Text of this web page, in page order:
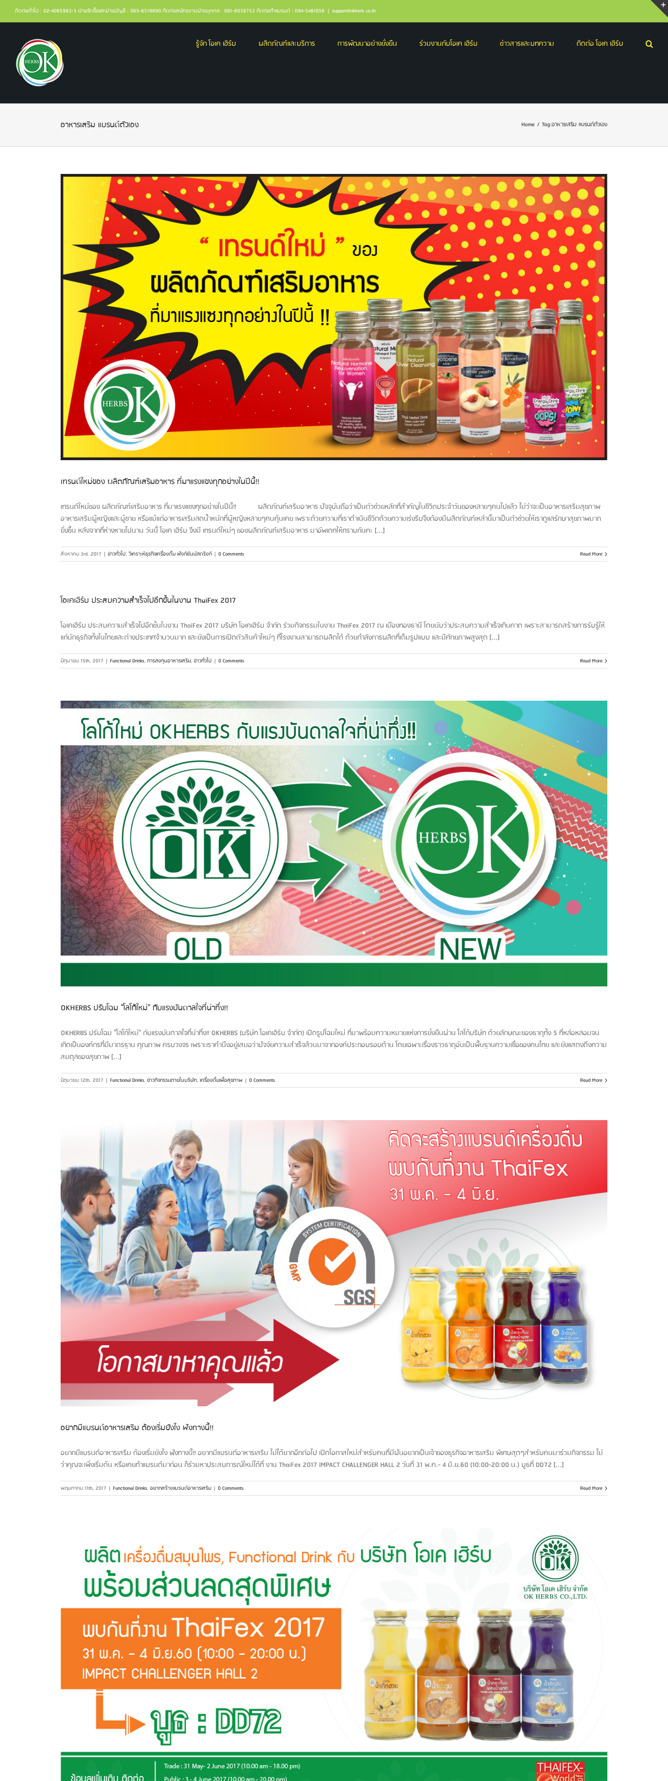
ติดต่อทั่วไป : 02-4085983-5 ฝ่ายจัดซื้อและฝ่ายบัญชี : 065-6519890 ติดต่อสมัครงานฝ่ายบุคคล : 081-8038753 ติดต่อทำแบรนด์ : 094-5481056 | support@okherb.co.th
รู้จัก โอเค เฮิร์บ ผลิตภัณฑ์และบริการ การพัฒนาอย่างยั่งยืน ร่วมงานกับโอเค เฮิร์บ ข่าวสารและบทความ ติดต่อ โอเค เฮิร์บ
อาหารเสริม แบรนด์ตัวเอง Home / Tag:อาหารเสริม แบรนด์ตัวเอง
เทรนด์ใหม่ของ ผลิตภัณฑ์เสริมอาหาร ที่มาแรงแซงทุกอย่างในปีนี้!!
เทรนด์ใหม่ของ ผลิตภัณฑ์เสริมอาหาร ที่มาแรงแซงทุกอย่างในปีนี้!! ผลิตภัณฑ์เสริมอาหาร ปัจจุบันถือว่าเป็นตัวช่วยหลักที่สำคัญในชีวิตประจำวันของหลายๆคนไปแล้ว ไม่ว่าจะเป็นอาหารเสริมสุขภาพ
อาหารเสริมผู้หญิงและผู้ชาย หรือแม้แต่อาหารเสริมลดน้ำหนักที่ผู้หญิงหลายๆคนคุ้นเคย เพราะด้วยความที่เราดำเนินชีวิตด้วยความเร่งรีบจึงต้องมีผลิตภัณฑ์เหล่านี้มาเป็นตัวช่วยให้เราดูแลรักษาสุขภาพมาก
ยิ่งขึ้น หลังจากที่ห่างหายไปนาน วันนี้ โอเค เฮิร์บ จึงมี เทรนด์ใหม่ๆ ของผลิตภัณฑ์เสริมอาหาร มาอัพเดทให้ทราบกันคะ [...]
สิงหาคม 3rd, 2017 | ข่าวทั่วไป, วิเคราะห์ธุรกิจเครื่องดื่ม ฟังก์ชันนัลดริงก์ | 0 Comments Read More
โอเคเฮิร์บ ประสบความสำเร็จไปอีกขั้นในงาน ThaiFex 2017
โอเคเฮิร์บ ประสบความสำเร็จไปอีกขั้นในงาน ThaiFex 2017 บริษัท โอเคเฮิร์บ จำกัด ร่วมกิจกรรมในงาน ThaiFex 2017 ณ เมืองทองธานี โดยนับว่าประสบความสำเร็จเกินคาด เพราะสามารถสร้างการรับรู้ให้
แก่นักธุรกิจทั้งในไทยและต่างประเทศจำนวนมาก และยังเป็นการเปิดตัวสินค้าใหม่ๆ ที่โรงงานสามารถผลิตได้ ด้วยกำลังการผลิตที่เต็มรูปแบบ และมีศักยภาพสูงสุด [...]
มิถุนายน 15th, 2017 | Functional Drinks, การลงทุนอาหารเสริม, ข่าวทั่วไป | 0 Comments Read More
OKHERBS ปรับโฉม "โลโก้ใหม่" กับแรงบันดาลใจที่น่าทึ่ง!!
OKHERBS ปรับโฉม "โลโก้ใหม่" กับแรงบันดาลใจที่น่าทึ่ง!! OKHERBS (บริษัท โอเคเฮิร์บ จำกัด) เปิดรูปโฉมใหม่ ที่มาพร้อมความหมายแห่งการยั่งยืนผ่าน โลโก้บริษัท ด้วยลักษณะของธาตุทั้ง 5 ที่หล่อหลอมจน
เกิดเป็นองค์กรที่มีมาตรฐาน คุณภาพ ครบวงจร เพราะเราคำนึงอยู่เสมอว่าปัจจัยความสำเร็จล้วนมาจากองค์ประกอบรอบด้าน โดยเฉพาะเรื่องราวธาตุอันเป็นพื้นฐานความเชื่อของคนไทย และยังแสดงถึงความ
สมดุลของสุขภาพ [...]
มิถุนายน 12th, 2017 | Functional Drinks, ข่าวกิจกรรมภายในบริษัท, เครื่องดื่มเพื่อสุขภาพ | 0 Comments Read More
อยากมีแบรนด์อาหารเสริม ต้องเริ่มยังไง ฟังทางนี้!!
อยากมีแบรนด์อาหารเสริม ต้องเริ่มยังไง ฟังทางนี้!! อยากมีแบรนด์อาหารเสริม ไม่ได้ยากอีกต่อไป เปิดโอกาสใหม่สำหรับคนที่มีฝันอยากเป็นเจ้าของธุรกิจอาหารเสริม พิเศษสุดๆสำหรับคนมาร่วมกิจกรรม ไม่
ว่าคุณจะเพิ่งเริ่มต้น หรือเคยทำแบรนด์มาก่อน ก็ร่วมหาประสบการณ์ใหม่ได้ที่ งาน ThaiFex 2017 IMPACT CHALLENGER HALL 2 วันที่ 31 พ.ค.- 4 มิ.ย.60 (10:00-20:00 น.) บูธที่ DD72 [...]
พฤษภาคม 11th, 2017 | Functional Drinks, อยากสร้างแบรนด์อาหารเสริม | 0 Comments Read More